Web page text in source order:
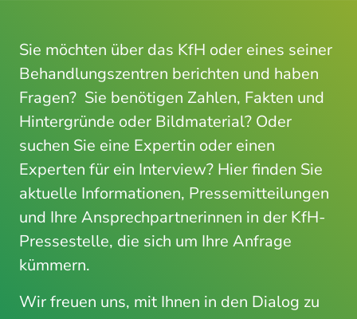
Sie möchten über das KfH oder eines seiner
Behandlungszentren berichten und haben
Fragen? Sie benötigen Zahlen, Fakten und
Hintergründe oder Bildmaterial? Oder
suchen Sie eine Expertin oder einen
Experten für ein Interview? Hier finden Sie
aktuelle Informationen, Pressemitteilungen
und Ihre Ansprechpartnerinnen in der KfH-
Pressestelle, die sich um Ihre Anfrage
kümmern.
Wir freuen uns, mit Ihnen in den Dialog zu